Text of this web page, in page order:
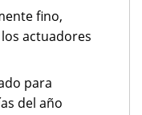
fino,
actuadores
para
del año